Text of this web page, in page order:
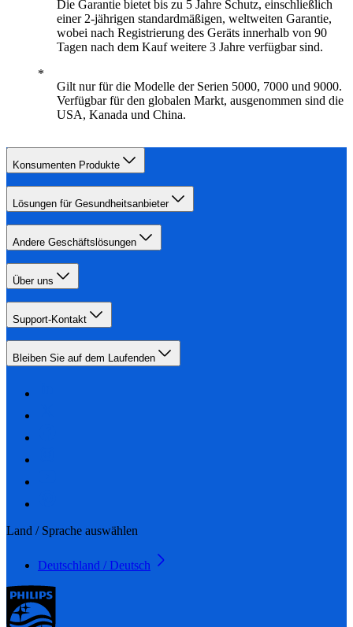
Die Garantie bietet bis zu 5 Jahre Schutz, einschließlich
einer 2-jährigen standardmäßigen, weltweiten Garantie,
wobei nach Registrierung des Geräts innerhalb von 90
Tagen nach dem Kauf weitere 3 Jahre verfügbar sind.
Gilt nur für die Modelle der Serien 5000, 7000 und 9000.
Verfügbar für den globalen Markt, ausgenommen sind die
USA, Kanada und China.
Konsumenten Produkte
Lösungen für Gesundheitsanbieter
Andere Geschäftslösungen
Über uns
Support-Kontakt
Bleiben Sie auf dem Laufenden
Land / Sprache auswählen
Deutschland / Deutsch